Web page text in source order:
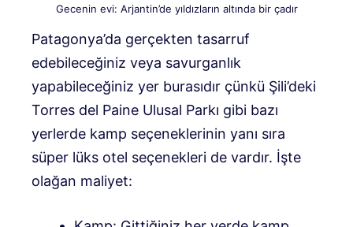
Gecenin evi: Arjantin’de yıldızların altında bir çadır
Patagonya’da gerçekten tasarruf
edebileceğiniz veya savurganlık
yapabileceğiniz yer burasıdır çünkü Şili’deki
Torres del Paine Ulusal Parkı gibi bazı
yerlerde kamp seçeneklerinin yanı sıra
süper lüks otel seçenekleri de vardır. İşte
olağan maliyet: